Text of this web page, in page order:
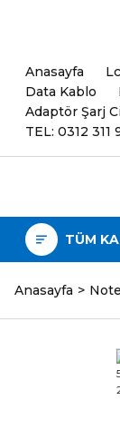
Anasayfa
Data Kablo
Adaptör Şarj
TEL: 0312 311
TÜM
Anasayfa